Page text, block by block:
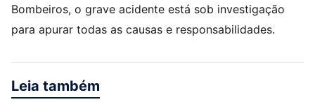
Bombeiros, o grave acidente está sob investigação
para apurar todas as causas e responsabilidades.
Leia também